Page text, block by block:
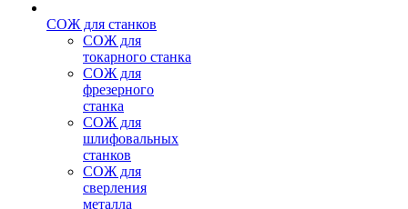
СОЖ для станков
СОЖ для
токарного станка
СОЖ для
фрезерного
станка
СОЖ для
шлифовальных
станков
СОЖ для
сверления
металла